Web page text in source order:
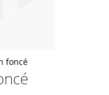
foncé